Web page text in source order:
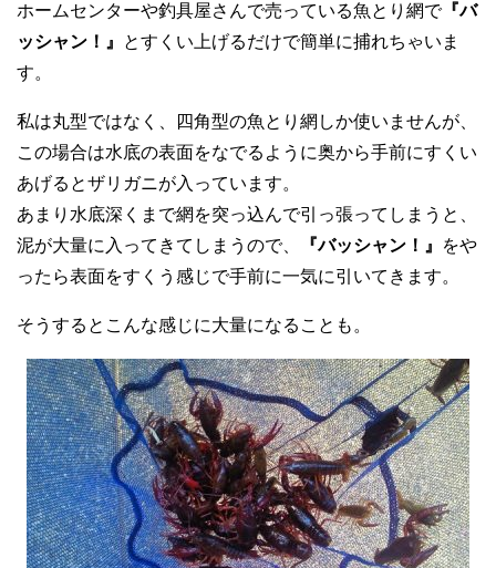
ホームセンターや釣具屋さんで売っている魚とり網で『バ
ッシャン！』
とすくい上げるだけで簡単に捕れちゃいま
す。
私は丸型ではなく、四角型の魚とり網しか使いませんが、
この場合は水底の表面をなでるように奥から手前にすくい
あげるとザリガニが入っています。
あまり水底深くまで網を突っ込んで引っ張ってしまうと、
泥が大量に入ってきてしまうので、
『バッシャン！』
をや
ったら表面をすくう感じで手前に一気に引いてきます。
そうするとこんな感じに大量になることも。